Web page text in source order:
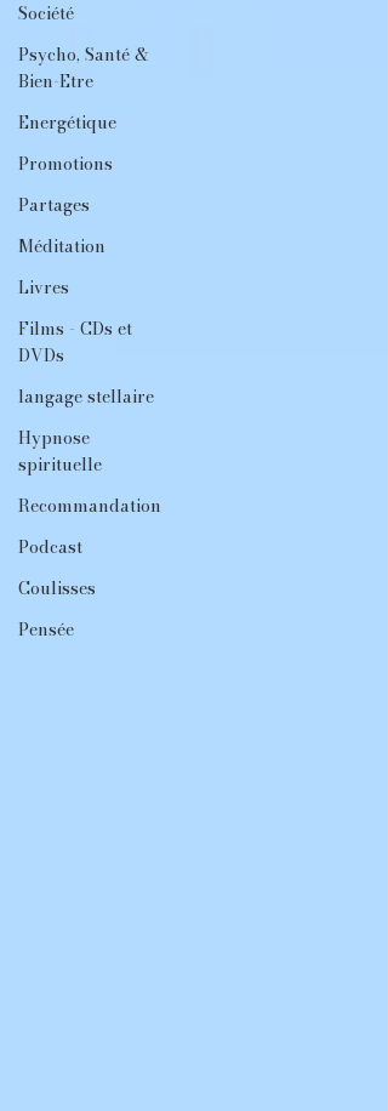
Société
Psycho, Santé &
Bien-Etre
Energétique
Promotions
Partages
Méditation
Livres
Films - CDs et
DVDs
langage stellaire
Hypnose
spirituelle
Recommandation
Podcast
Coulisses
Pensée